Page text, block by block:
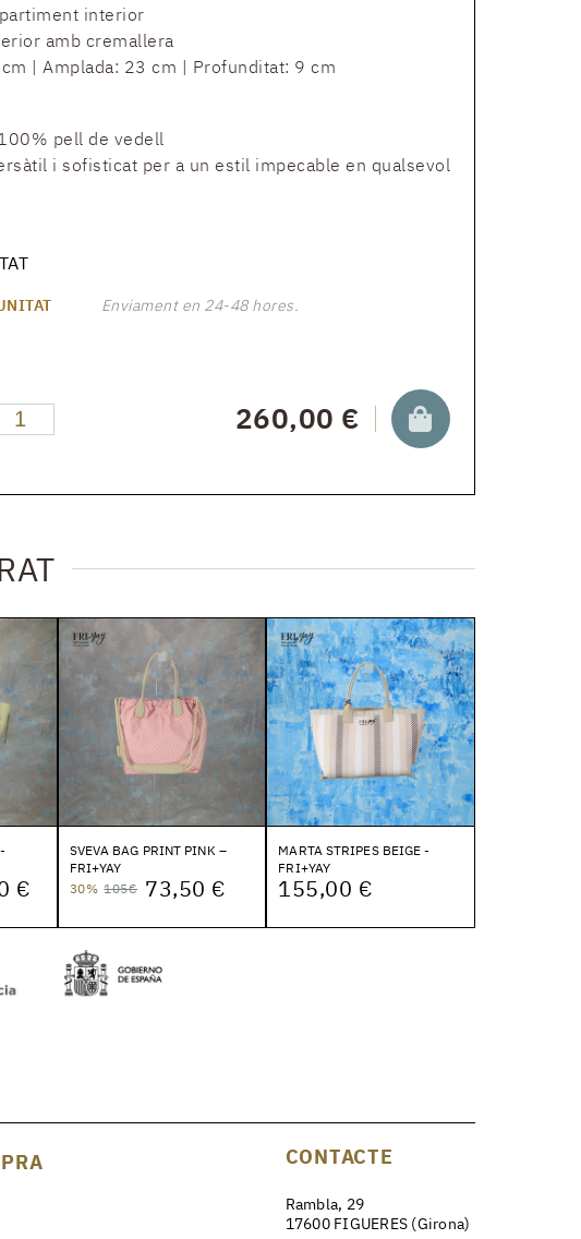
interior
amb cremallera
| Amplada: 23 cm | Profunditat: 9 cm
pell de vedell
i sofisticat per a un estil impecable en qualsevol
Enviament en 24-48 hores.
260,00 €
€
SVEVA BAG PRINT PINK –
FRI+YAY
30% 105€ 73,50 €
MARTA STRIPES BEIGE -
FRI+YAY
155,00 €
CONTACTE
Rambla, 29
17600 FIGUERES (Girona)